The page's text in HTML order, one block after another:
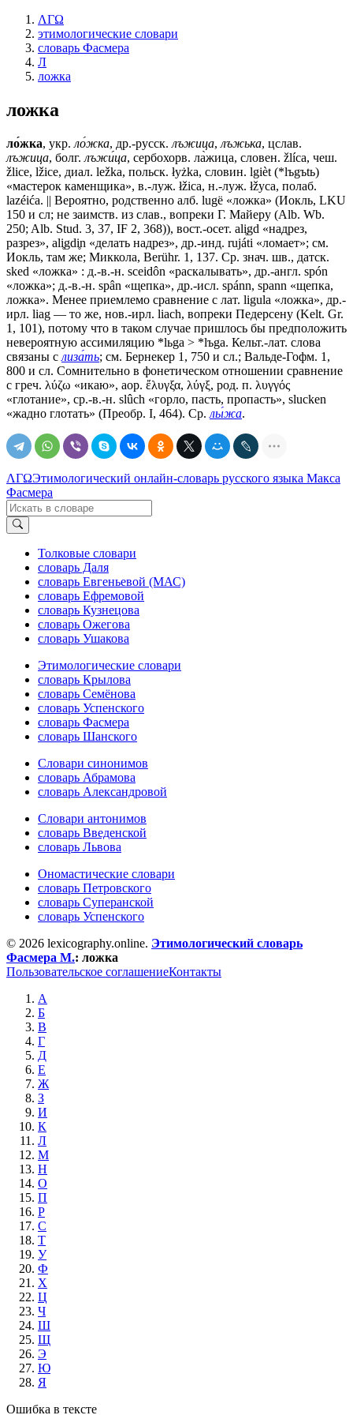
ΛΓΩ
этимологические словари
словарь Фасмера
Л
ложка
ложка
ло́жка, укр. ло́жка, др.-русск. лъжица, лъжька, цслав.
лъжица, болг. лъжи́ца, сербохорв. ла̀жица, словен. žlíса, чеш.
žliсе, lžiсе, диал. lеžkа, польск. łуżkа, словин. lgièt (*lъgъtь)
«мастерок каменщика», в.-луж. łžiса, н.-луж. łžуса, полаб.
lazéića. || Вероятно, родственно алб. lugë «ложка» (Иокль, LKU
150 и сл; не заимств. из слав., вопреки Г. Майеру (Alb. Wb.
250; Alb. Stud. 3, 37, IF 2, 368)), вост.-осет. ali̥gd «надрез,
разрез», ali̥gdi̥n «делать надрез», др.-инд. rujáti «ломает»; см.
Иокль, там же; Миккола, Berühr. 1, 137. Ср. знач. шв., датск.
sked «ложка» : д.-в.-н. sceidôn «раскалывать», др.-англ. spón
«ложка»; д.-в.-н. spân «щепка», др.-исл. spánn, sраnn «щепка,
ложка». Менее приемлемо сравнение с лат. ligulа «ложка», др.-
ирл. liag — то же, нов.-ирл. liach, вопреки Педерсену (Kelt. Gr.
1, 101), потому что в таком случае пришлось бы предположить
невероятную ассимиляцию *lьgа > *lъgа. Кельт.-лат. слова
связаны с лиза́ть; см. Бернекер 1, 750 и сл.; Вальде-Гофм. 1,
800 и сл. Сомнительно в фонетическом отношении сравнение
с греч. λύζω «икаю», аор. ἔλυγξα, λύγξ, род. п. λυγγός
«глотание», ср.-в.-н. slûch «горло, пасть, пропасть», slucken
«жадно глотать» (Преобр. I, 464). Ср. лы́жа.
ΛΓΩЭтимологический онлайн-словарь русского языка Макса
Фасмера
Толковые словари
словарь Даля
словарь Евгеньевой (МАС)
словарь Ефремовой
словарь Кузнецова
словарь Ожегова
словарь Ушакова
Этимологические словари
словарь Крылова
словарь Семёнова
словарь Успенского
словарь Фасмера
словарь Шанского
Словари синонимов
словарь Абрамова
словарь Александровой
Словари антонимов
словарь Введенской
словарь Львова
Ономастические словари
словарь Петровского
словарь Суперанской
словарь Успенского
© 2026 lexicography.online. Этимологический словарь
Фасмера М.: ложка
Пользовательское соглашениеКонтакты
А
Б
В
Г
Д
Е
Ж
З
И
К
Л
М
Н
О
П
Р
С
Т
У
Ф
Х
Ц
Ч
Ш
Щ
Э
Ю
Я
Ошибка в тексте